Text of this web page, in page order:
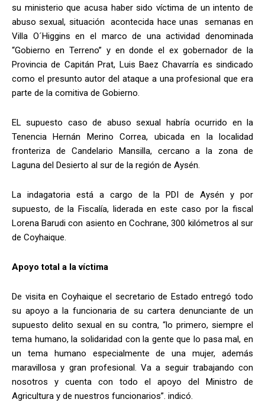
su ministerio que acusa haber sido víctima de un intento de
abuso sexual, situación acontecida hace unas semanas en
Villa O´Higgins en el marco de una actividad denominada
“Gobierno en Terreno” y en donde el ex gobernador de la
Provincia de Capitán Prat, Luis Baez Chavarría es sindicado
como el presunto autor del ataque a una profesional que era
parte de la comitiva de Gobierno.
EL supuesto caso de abuso sexual habría ocurrido en la
Tenencia Hernán Merino Correa, ubicada en la localidad
fronteriza de Candelario Mansilla, cercano a la zona de
Laguna del Desierto al sur de la región de Aysén.
La indagatoria está a cargo de la PDI de Aysén y por
supuesto, de la Fiscalía, liderada en este caso por la fiscal
Lorena Barudi con asiento en Cochrane, 300 kilómetros al sur
de Coyhaique.
Apoyo total a la víctima
De visita en Coyhaique el secretario de Estado entregó todo
su apoyo a la funcionaria de su cartera denunciante de un
supuesto delito sexual en su contra, “lo primero, siempre el
tema humano, la solidaridad con la gente que lo pasa mal, en
un tema humano especialmente de una mujer, además
maravillosa y gran profesional. Va a seguir trabajando con
nosotros y cuenta con todo el apoyo del Ministro de
Agricultura y de nuestros funcionarios”. indicó.